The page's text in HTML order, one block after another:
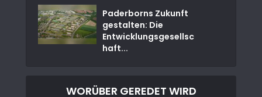
Paderborns Zukunft
gestalten: Die
Entwicklungsgesellsc
haft...
WORÜBER GEREDET WIRD